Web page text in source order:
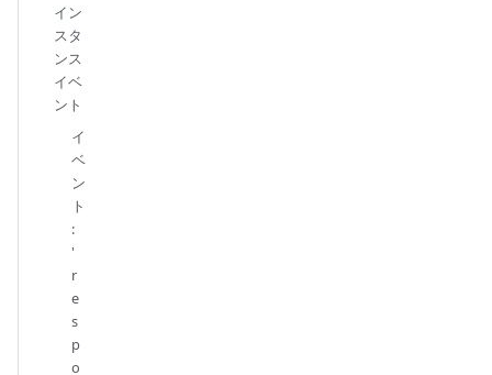
イン
スタ
ンス
イベ
ント
イ
ベ
ン
ト
:
'
r
e
s
p
o